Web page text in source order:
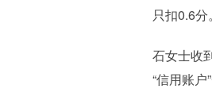
只扣0.6分。
石女士收
“信用账